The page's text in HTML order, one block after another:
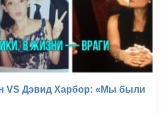
VS Дэвид Харбор: «Мы были